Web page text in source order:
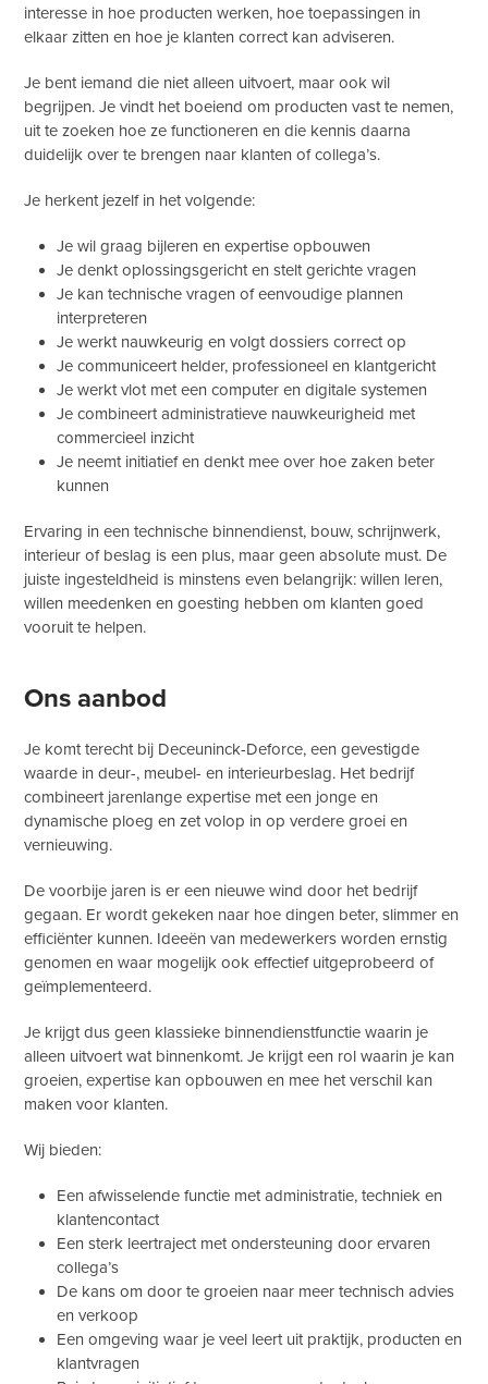
interesse in hoe producten werken, hoe toepassingen in
elkaar zitten en hoe je klanten correct kan adviseren.
Je bent iemand die niet alleen uitvoert, maar ook wil
begrijpen. Je vindt het boeiend om producten vast te nemen,
uit te zoeken hoe ze functioneren en die kennis daarna
duidelijk over te brengen naar klanten of collega’s.
Je herkent jezelf in het volgende:
Je wil graag bijleren en expertise opbouwen
Je denkt oplossingsgericht en stelt gerichte vragen
Je kan technische vragen of eenvoudige plannen
interpreteren
Je werkt nauwkeurig en volgt dossiers correct op
Je communiceert helder, professioneel en klantgericht
Je werkt vlot met een computer en digitale systemen
Je combineert administratieve nauwkeurigheid met
commercieel inzicht
Je neemt initiatief en denkt mee over hoe zaken beter
kunnen
Ervaring in een technische binnendienst, bouw, schrijnwerk,
interieur of beslag is een plus, maar geen absolute must. De
juiste ingesteldheid is minstens even belangrijk: willen leren,
willen meedenken en goesting hebben om klanten goed
vooruit te helpen.
Ons aanbod
Je komt terecht bij Deceuninck-Deforce, een gevestigde
waarde in deur-, meubel- en interieurbeslag. Het bedrijf
combineert jarenlange expertise met een jonge en
dynamische ploeg en zet volop in op verdere groei en
vernieuwing.
De voorbije jaren is er een nieuwe wind door het bedrijf
gegaan. Er wordt gekeken naar hoe dingen beter, slimmer en
efficiënter kunnen. Ideeën van medewerkers worden ernstig
genomen en waar mogelijk ook effectief uitgeprobeerd of
geïmplementeerd.
Je krijgt dus geen klassieke binnendienstfunctie waarin je
alleen uitvoert wat binnenkomt. Je krijgt een rol waarin je kan
groeien, expertise kan opbouwen en mee het verschil kan
maken voor klanten.
Wij bieden:
Een afwisselende functie met administratie, techniek en
klantencontact
Een sterk leertraject met ondersteuning door ervaren
collega’s
De kans om door te groeien naar meer technisch advies
en verkoop
Een omgeving waar je veel leert uit praktijk, producten en
klantvragen